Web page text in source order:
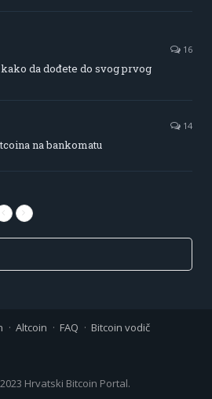
16
kako da dođete do svog prvog
14
na bankomatu
Altcoin FAQ
Bitcoin vodič
Hrvatski Bitcoin Portal.